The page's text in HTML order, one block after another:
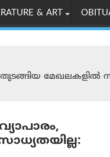
& ART
മേഖലകളിൽ